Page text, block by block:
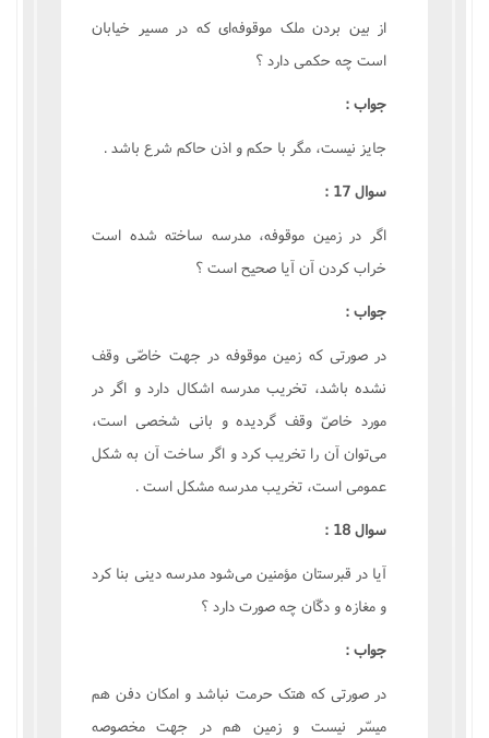
از بين بردن ملک موقوفه‌اى که در مسير خيابان
است چه حکمى دارد ؟
جواب :
جايز نيست، مگر با حکم و اذن حاکم شرع باشد .
سوال 17 :
اگر در زمين موقوفه، مدرسه ساخته شده است
خراب کردن آن آيا صحيح است ؟
جواب :
در صورتى که زمين موقوفه در جهت خاصّى وقف
نشده باشد، تخريب مدرسه اشکال دارد و اگر در
مورد خاصّ وقف گرديده و بانى شخصى است،
مى‌توان آن را تخريب کرد و اگر ساخت آن به شکل
عمومى است، تخريب مدرسه مشکل است .
سوال 18 :
آيا در قبرستان مؤمنين مى‌شود مدرسه دينى بنا کرد
و مغازه و دکّان چه صورت دارد ؟
جواب :
در صورتى که هتک حرمت نباشد و امکان دفن هم
ميسّر نيست و زمين هم در جهت مخصوصه